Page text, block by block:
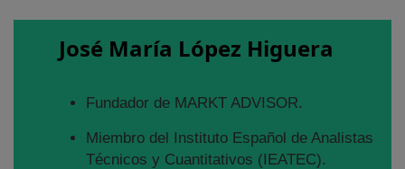
José María López Higuera
Fundador de MARKT ADVISOR.
Miembro del Instituto Español de Analistas
Técnicos y Cuantitativos (IEATEC).